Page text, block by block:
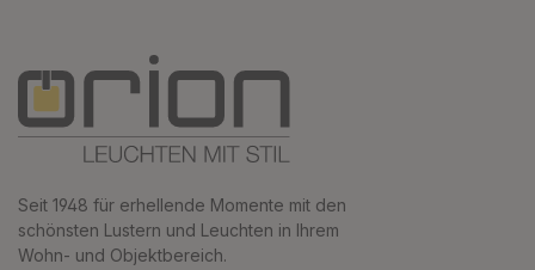
Seit 1948 für erhellende Momente mit den
schönsten Lustern und Leuchten in Ihrem
Wohn- und Objektbereich.